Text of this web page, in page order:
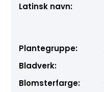
Latinsk navn:
Plantegruppe:
Bladverk:
Blomsterfarge: